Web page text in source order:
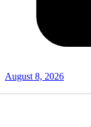
August 8, 2026